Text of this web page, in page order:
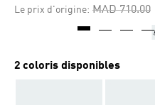
Le prix d'origine: Price
MAD 710.00to
2 coloris disponibles